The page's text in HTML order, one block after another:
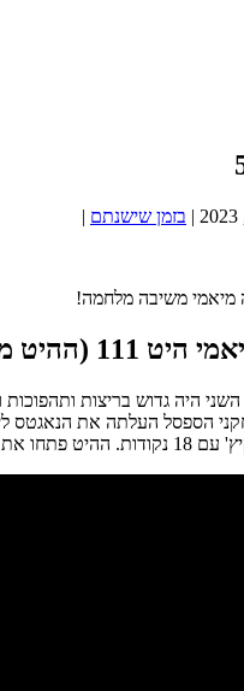
| בזמן שישנתם |
מיאמי משיבה מלחמה!
בצורה מהממת: